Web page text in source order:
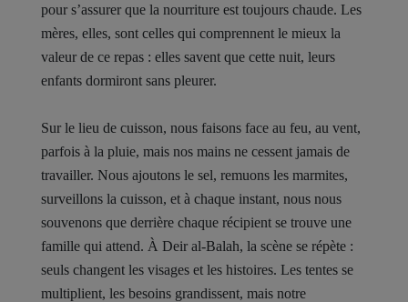
pour s’assurer que la nourriture est toujours chaude. Les
mères, elles, sont celles qui comprennent le mieux la
valeur de ce repas : elles savent que cette nuit, leurs
enfants dormiront sans pleurer.
Sur le lieu de cuisson, nous faisons face au feu, au vent,
parfois à la pluie, mais nos mains ne cessent jamais de
travailler. Nous ajoutons le sel, remuons les marmites,
surveillons la cuisson, et à chaque instant, nous nous
souvenons que derrière chaque récipient se trouve une
famille qui attend. À Deir al-Balah, la scène se répète :
seuls changent les visages et les histoires. Les tentes se
multiplient, les besoins grandissent, mais notre